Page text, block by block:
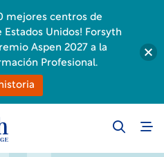
mejores centros de
Unidos! Forsyth
Aspen 2027 a la
Profesional.